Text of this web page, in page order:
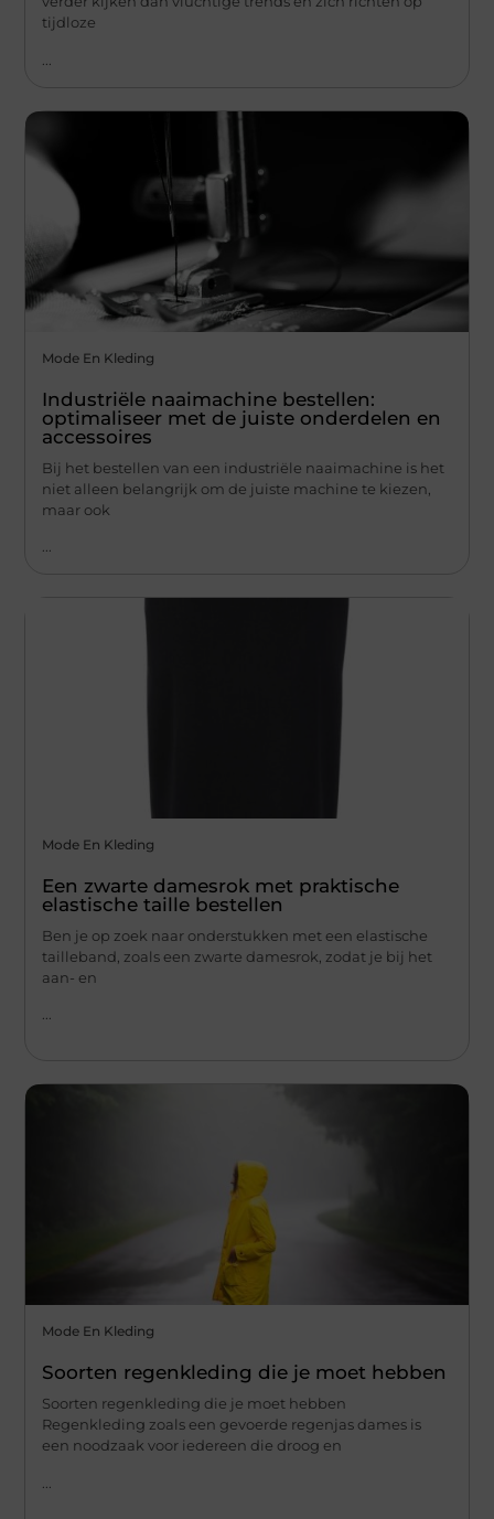
tijdloze
Mode En Kleding
Industriële naaimachine bestellen:
optimaliseer met de juiste onderdelen en
accessoires
Bij het bestellen van een industriële naaimachine is het
niet alleen belangrijk om de juiste machine te kiezen,
maar ook
Mode En Kleding
Een zwarte damesrok met praktische
elastische taille bestellen
Ben je op zoek naar onderstukken met een elastische
tailleband, zoals een zwarte damesrok, zodat je bij het
aan- en
...
Mode En Kleding
Soorten regenkleding die je moet hebben
Soorten regenkleding die je moet hebben
Regenkleding zoals een gevoerde regenjas dames is
een noodzaak voor iedereen die droog en